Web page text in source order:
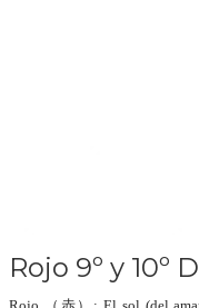
Rojo 9º y 10º